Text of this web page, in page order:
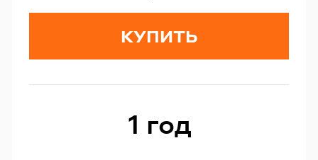
КУПИТЬ
1 год